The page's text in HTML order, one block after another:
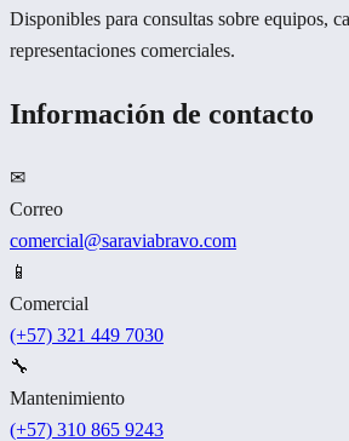
Disponibles para consultas sobre equipos,
representaciones comerciales.
Información de contacto
✉
Correo
comercial@saraviabravo.com
📱
Comercial
(+57) 321 449 7030
🔧
Mantenimiento
(+57) 310 865 9243